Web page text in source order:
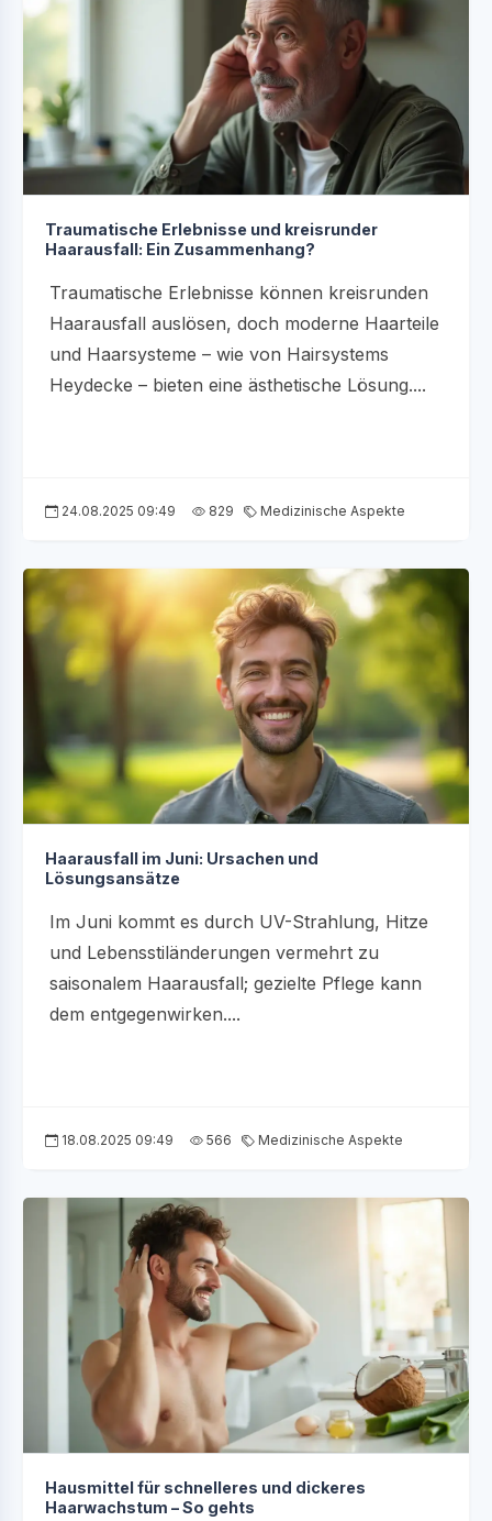
Traumatische Erlebnisse und kreisrunder
Haarausfall: Ein Zusammenhang?
Traumatische Erlebnisse können kreisrunden
Haarausfall auslösen, doch moderne Haarteile
und Haarsysteme – wie von Hairsystems
Heydecke – bieten eine ästhetische Lösung....
24.08.2025 09:49 829 Medizinische Aspekte
Haarausfall im Juni: Ursachen und
Lösungsansätze
Im Juni kommt es durch UV-Strahlung, Hitze
und Lebensstiländerungen vermehrt zu
saisonalem Haarausfall; gezielte Pflege kann
dem entgegenwirken....
18.08.2025 09:49 566 Medizinische Aspekte
Hausmittel für schnelleres und dickeres
Haarwachstum – So gehts